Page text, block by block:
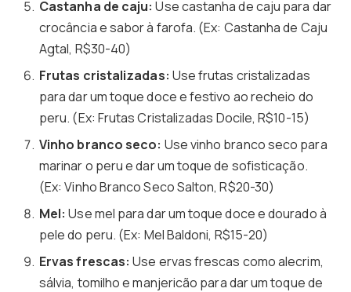
Castanha de caju: Use castanha de caju para dar
crocância e sabor à farofa. (Ex: Castanha de Caju
Agtal, R$30-40)
Frutas cristalizadas: Use frutas cristalizadas
para dar um toque doce e festivo ao recheio do
peru. (Ex: Frutas Cristalizadas Docile, R$10-15)
Vinho branco seco: Use vinho branco seco para
marinar o peru e dar um toque de sofisticação.
(Ex: Vinho Branco Seco Salton, R$20-30)
Mel: Use mel para dar um toque doce e dourado à
pele do peru. (Ex: Mel Baldoni, R$15-20)
Ervas frescas: Use ervas frescas como alecrim,
sálvia, tomilho e manjericão para dar um toque de